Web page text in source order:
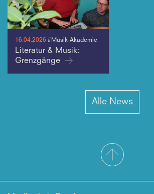
16.04.2026 #Musik-Akademie
Literatur & Musik:
Grenzgänge
Alle News